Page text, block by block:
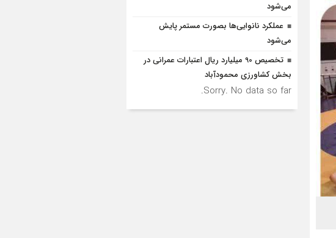
می‌شود
عملکرد نانوایی‌ها بصورت مستمر پایش
می‌شود
تخصیص 90 میلیارد ریال اعتبارات عمرانی در
بخش کشاورزی محمودآباد
Sorry. No data so far.